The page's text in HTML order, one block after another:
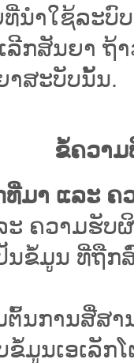
ຊ້ລະບົບຂໍ້
ກສັນຍາ ຖ້
າສະບັບນັ້ນ.
ຂໍ້ຄວາມ
ທີ່ມາ ແລະ
ຄວາມຮັບຜິ
ມູນ ທີ່ຖືກສົ່
ການສື່ສານ
ເອເລັກໂ